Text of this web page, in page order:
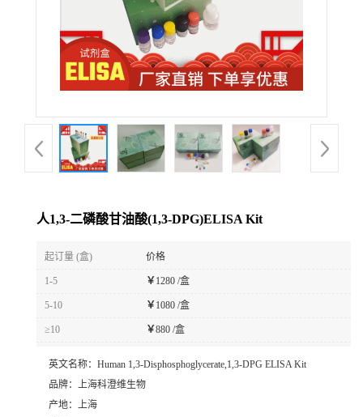
人1,3-二磷酸甘油酸(1,3-DPG)ELISA Kit
起订量 (盒) 价格
1-5 ￥1280 /盒
5-10 ￥1080 /盒
≥10 ￥880 /盒
英文名称： Human 1,3-Disphosphoglycerate,1,3-DPG ELISA Kit
品牌：
上海科澄维生物
产地：
上海